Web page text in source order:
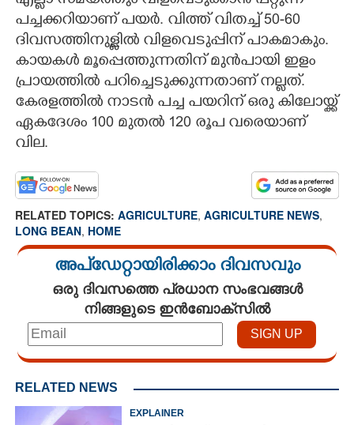
പച്ചക്കറിയാണ് പയർ. വിത്ത് വിതച്ച് 50-60
ദിവസത്തിനുള്ളിൽ വിളവെടുപ്പിന് പാകമാകും.
കായകൾ മൂപ്പെത്തുന്നതിന് മുൻപായി ഇളം
പ്രായത്തിൽ പറിച്ചെടുക്കുന്നതാണ് നല്ലത്.
കേരളത്തിൽ നാടൻ പച്ച പയറിന് ഒരു കിലോയ്ക്ക്
ഏകദേശം 100 മുതൽ 120 രൂപ വരെയാണ്
വില.
RELATED TOPICS: AGRICULTURE, AGRICULTURE NEWS,
LONG BEAN, HOME
അപ്ഡേറ്റായിരിക്കാം ദിവസവും
ഒരു ദിവസത്തെ പ്രധാന സംഭവങ്ങൾ
നിങ്ങളുടെ ഇൻബോക്സിൽ
RELATED NEWS
EXPLAINER